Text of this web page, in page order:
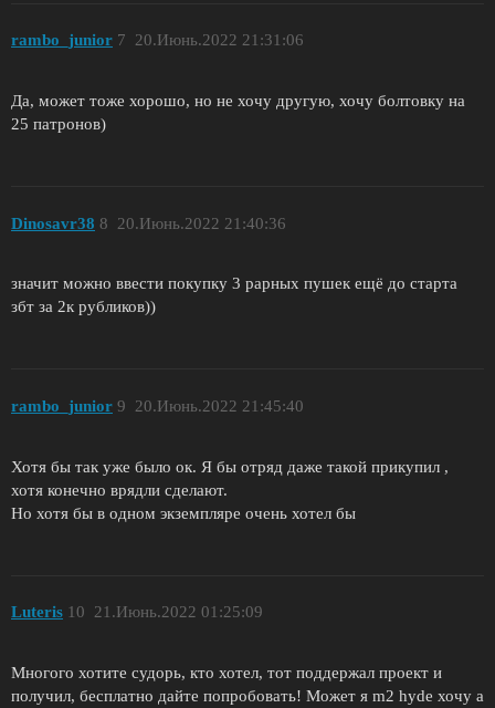
rambo_junior 20.Июнь.2022 21:31:06
7
Да, может тоже хорошо, но не хочу другую, хочу болтовку на
25 патронов)
Dinosavr38 20.Июнь.2022 21:40:36
8
значит можно ввести покупку 3 рарных пушек ещё до старта
збт за 2к рубликов))
rambo_junior 20.Июнь.2022 21:45:40
9
Хотя бы так уже было ок. Я бы отряд даже такой прикупил ,
хотя конечно врядли сделают.
Но хотя бы в одном экземпляре очень хотел бы
Luteris 21.Июнь.2022 01:25:09
10
Многого хотите судорь, кто хотел, тот поддержал проект и
получил, бесплатно дайте попробовать! Может я m2 hyde хочу а